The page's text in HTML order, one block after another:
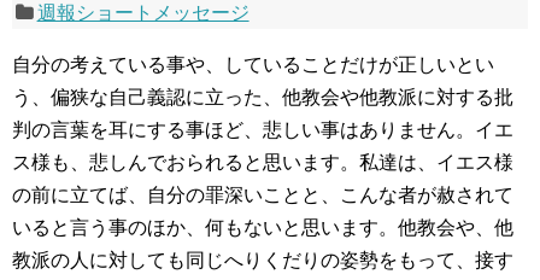
週報ショートメッセージ
自分の考えている事や、していることだけが正しいとい
う、偏狭な自己義認に立った、他教会や他教派に対する批
判の言葉を耳にする事ほど、悲しい事はありません。イエ
ス様も、悲しんでおられると思います。私達は、イエス様
の前に立てば、自分の罪深いことと、こんな者が赦されて
いると言う事のほか、何もないと思います。他教会や、他
教派の人に対しても同じへりくだりの姿勢をもって、接す